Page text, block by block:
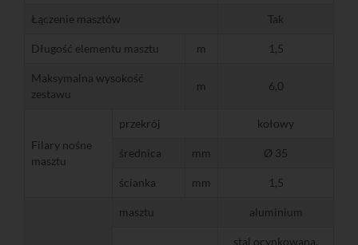
Łączenie masztów Tak
Długość elementu masztu m 1,5
Maksymalna wysokość
zestawu
m 6,0
Filary nośne
masztu
przekrój kołowy
średnica mm Ø 35
ścianka mm 1,5
masztu aluminium
stal ocynkowana,